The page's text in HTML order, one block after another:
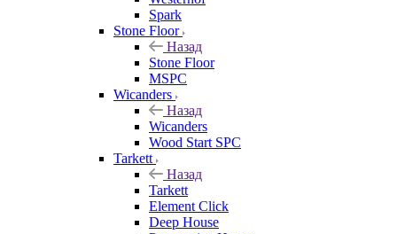
Spark
Stone Floor
Назад
Stone Floor
MSPC
Wicanders
Назад
Wicanders
Wood Start SPC
Tarkett
Назад
Tarkett
Element Click
Deep House